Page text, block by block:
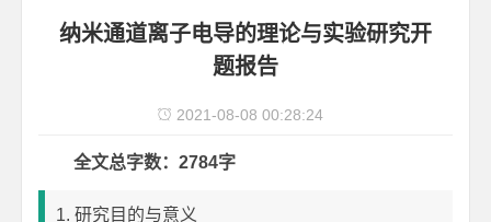
纳米通道离子电导的理论与实验研究开
题报告
 2021-08-08 00:28:24
全文总字数：2784字
1. 研究目的与意义